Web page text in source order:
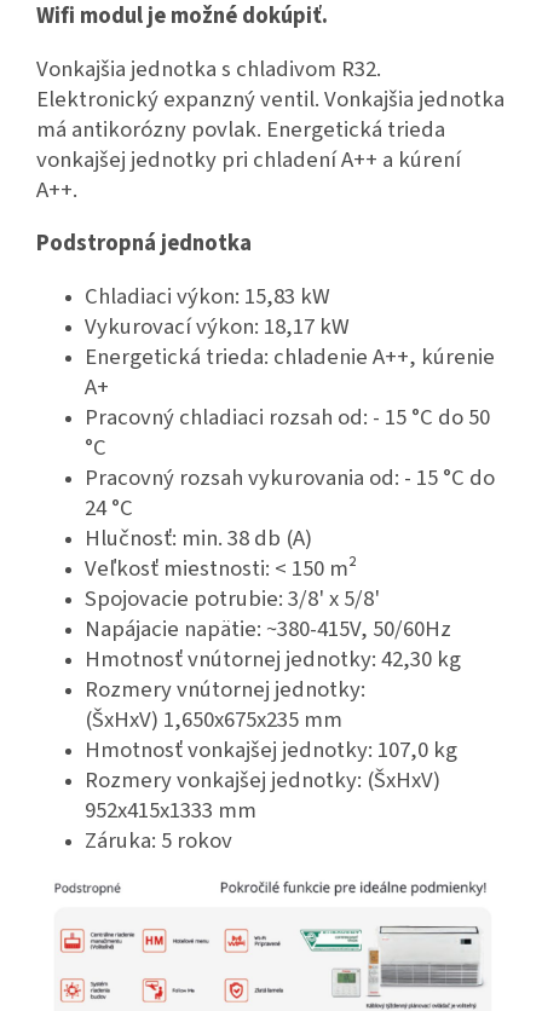
Wifi modul je možné dokúpiť.
Vonkajšia jednotka s chladivom R32.
Elektronický expanzný ventil. Vonkajšia jednotka
má antikorózny povlak. Energetická trieda
vonkajšej jednotky pri chladení A++ a kúrení
A++.
Podstropná jednotka
Chladiaci výkon: 15,83 kW
Vykurovací výkon: 18,17 kW
Energetická trieda: chladenie A++, kúrenie
A+
Pracovný chladiaci rozsah od: - 15 °C do 50
°C
Pracovný rozsah vykurovania od: - 15 °C do
24 °C
Hlučnosť: min. 38 db (A)
Veľkosť miestnosti: < 150 m²
Spojovacie potrubie: 3/8' x 5/8'
Napájacie napätie: ~380-415V, 50/60Hz
Hmotnosť vnútornej jednotky: 42,30 kg
Rozmery vnútornej jednotky:
(ŠxHxV) 1,650x675x235 mm
Hmotnosť vonkajšej jednotky: 107,0 kg
Rozmery vonkajšej jednotky: (ŠxHxV)
952x415x1333 mm
Záruka: 5 rokov